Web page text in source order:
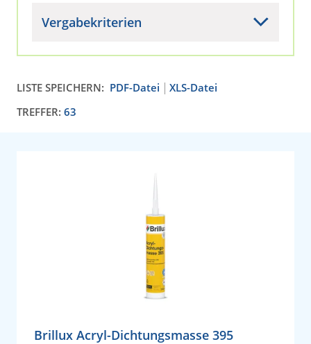
Vergabekriterien
LISTE SPEICHERN: PDF-Datei
XLS-Datei
TREFFER: 63
Brillux Acryl-Dichtungsmasse 395